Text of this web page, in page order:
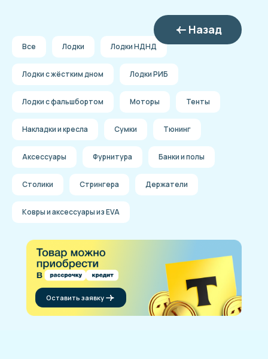
Назад
Все Лодки Лодки НДНД
Лодки с жёстким дном Лодки РИБ
Лодки с фальшбортом Моторы Тенты
Накладки и кресла Сумки Тюнинг
Аксессуары Фурнитура Банки и полы
Столики Стрингера Держатели
Ковры и аксессуары из EVA
Оставить заявку